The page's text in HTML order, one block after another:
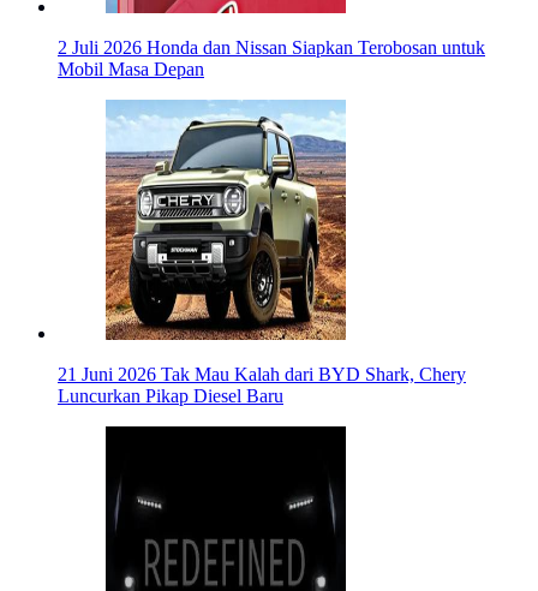
2 Juli 2026 Honda dan Nissan Siapkan Terobosan untuk
Mobil Masa Depan
21 Juni 2026 Tak Mau Kalah dari BYD Shark, Chery
Luncurkan Pikap Diesel Baru